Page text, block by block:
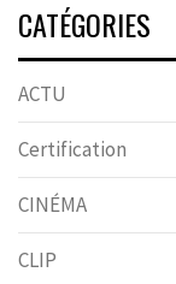
CATÉGORIES
ACTU
Certification
CINÉMA
CLIP